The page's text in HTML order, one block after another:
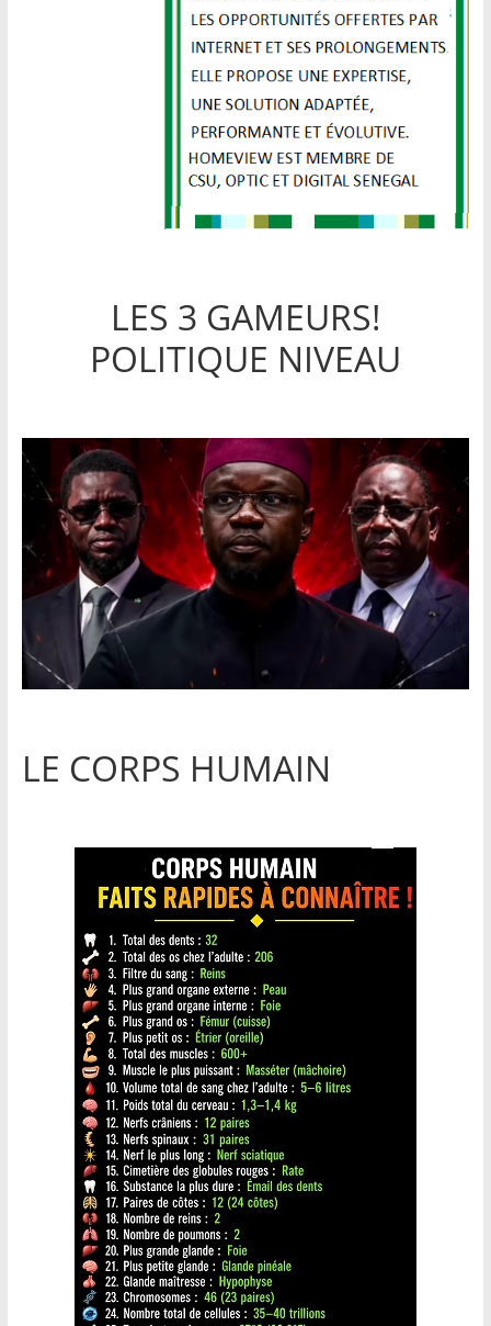
LES 3 GAMEURS!
POLITIQUE NIVEAU
LE CORPS HUMAIN